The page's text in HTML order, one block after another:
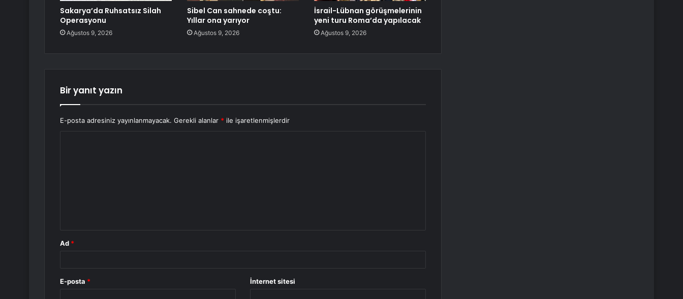
Sakarya’da Ruhsatsız Silah
Operasyonu
Ağustos 9, 2026
Sibel Can sahnede coştu:
Yıllar ona yarıyor
Ağustos 9, 2026
İsrail-Lübnan görüşmelerinin
yeni turu Roma’da yapılacak
Ağustos 9, 2026
Bir yanıt yazın
E-posta adresiniz yayınlanmayacak. Gerekli alanlar * ile işaretlenmişlerdir
Ad *
E-posta * İnternet sitesi